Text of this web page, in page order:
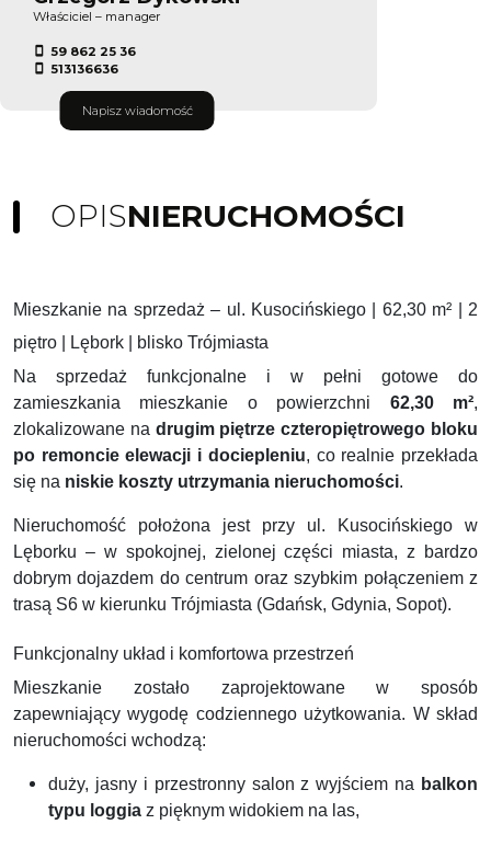
Właściciel – manager
59 862 25 36
513136636
Napisz wiadomość
OPISNIERUCHOMOŚCI
Mieszkanie na sprzedaż – ul. Kusocińskiego | 62,30 m² | 2
piętro | Lębork | blisko Trójmiasta
Na sprzedaż funkcjonalne i w pełni gotowe do
zamieszkania mieszkanie o powierzchni 62,30 m²,
zlokalizowane na drugim piętrze czteropiętrowego bloku
po remoncie elewacji i dociepleniu, co realnie przekłada
się na niskie koszty utrzymania nieruchomości.
Nieruchomość położona jest przy ul. Kusocińskiego w
Lęborku – w spokojnej, zielonej części miasta, z bardzo
dobrym dojazdem do centrum oraz szybkim połączeniem z
trasą S6 w kierunku Trójmiasta (Gdańsk, Gdynia, Sopot).
Funkcjonalny układ i komfortowa przestrzeń
Mieszkanie zostało zaprojektowane w sposób
zapewniający wygodę codziennego użytkowania. W skład
nieruchomości wchodzą:
duży, jasny i przestronny salon z wyjściem na balkon
typu loggia z pięknym widokiem na las,